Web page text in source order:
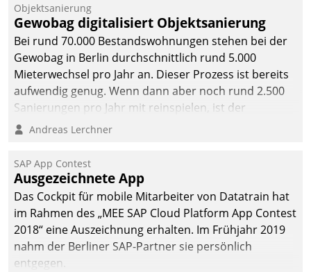
Objektsanierung
Gewobag digitalisiert Objektsanierung
Bei rund 70.000 Bestandswohnungen stehen bei der
Gewobag in Berlin durchschnittlich rund 5.000
Mieterwechsel pro Jahr an. Dieser Prozess ist bereits
aufwendig genug. Wenn dann aber noch rund 2.500
Sanierungen pro Jahr mit reinspielen, ist der
Betreuungs- und Organisationsaufwand immens. Im
kommunale Wohnungsbauunternehmen daher
gemeinsam mit der Berliner Datatrain GmbH den
Teilprozess der Objektsanierung digitalisiert.
Andreas Lerchner
SAP App Contest
Ausgezeichnete App
Das Cockpit für mobile Mitarbeiter von Datatrain hat
im Rahmen des „MEE SAP Cloud Platform App Contest
2018“ eine Auszeichnung erhalten. Im Frühjahr 2019
nahm der Berliner SAP-Partner sie persönlich
entgegen.